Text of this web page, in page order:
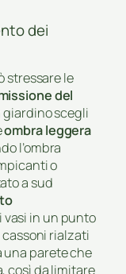
dei
stressare le
del
giardino scegli
ombra leggera
l’ombra
o
a sud
vasi in un punto
rialzati
una parete che
così da limitare